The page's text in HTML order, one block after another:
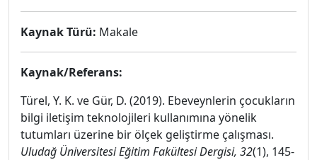
Kaynak Türü: Makale
Kaynak/Referans:
Türel, Y. K. ve Gür, D. (2019). Ebeveynlerin çocukların
bilgi iletişim teknolojileri kullanımına yönelik
tutumları üzerine bir ölçek geliştirme çalışması.
Uludağ Üniversitesi Eğitim Fakültesi Dergisi, 32(1), 145-